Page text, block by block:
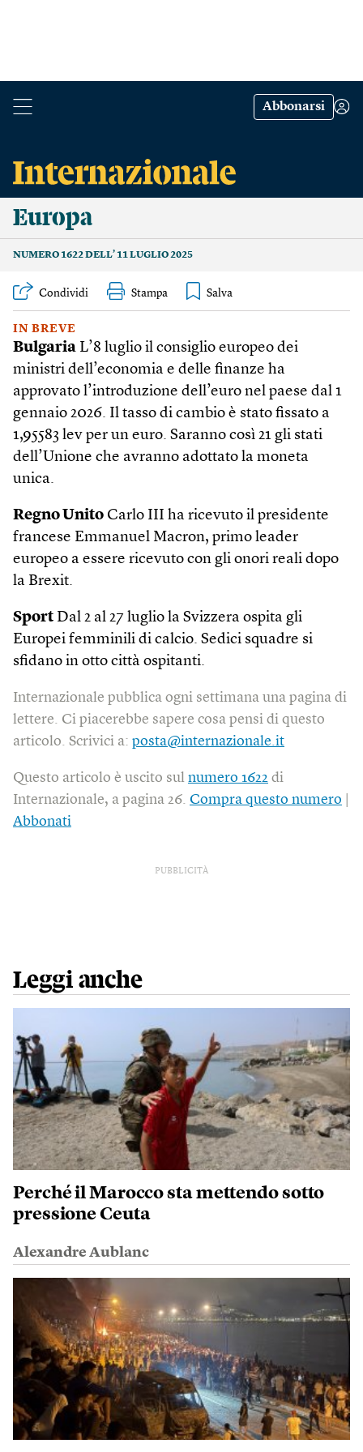
Abbonarsi
Europa
NUMERO 1622 DELL’ 11 LUGLIO 2025
Condividi Stampa
IN BREVE
Bulgaria L’8 luglio il consiglio europeo dei
ministri dell’economia e delle finanze ha
approvato l’introduzione dell’euro nel paese dal 1
gennaio 2026. Il tasso di cambio è stato fissato a
1,95583 lev per un euro. Saranno così 21 gli stati
dell’Unione che avranno adottato la moneta
unica.
Regno Unito Carlo III ha ricevuto il presidente
francese Emmanuel Macron, primo leader
europeo a essere ricevuto con gli onori reali dopo
la Brexit.
Sport Dal 2 al 27 luglio la Svizzera ospita gli
Europei femminili di calcio. Sedici squadre si
sfidano in otto città ospitanti.
Internazionale pubblica ogni settimana una pagina di
lettere. Ci piacerebbe sapere cosa pensi di questo
articolo. Scrivici a: posta@internazionale.it
Questo articolo è uscito sul numero 1622 di
Internazionale, a pagina 26. Compra questo numero
Abbonati
PUBBLICITÀ
Leggi anche
Perché il Marocco sta mettendo sotto
pressione Ceuta
Alexandre Aublanc